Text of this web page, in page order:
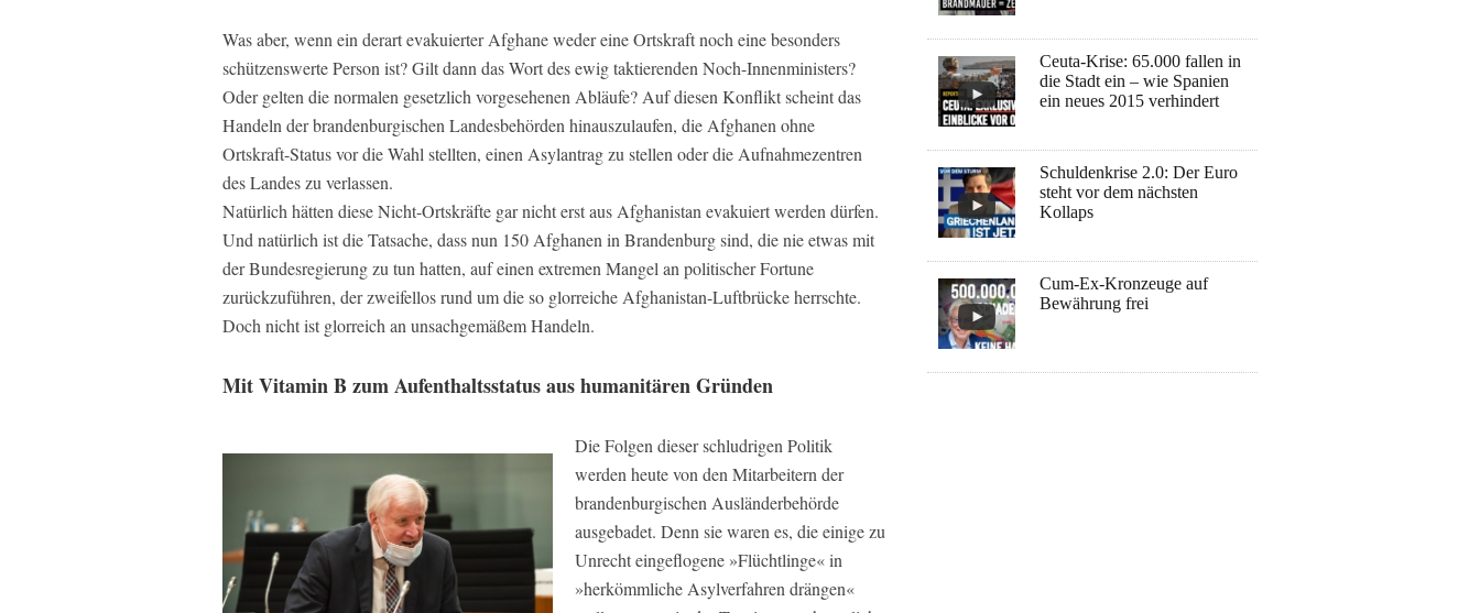
Was aber, wenn ein derart evakuierter Afghane weder eine Ortskraft noch eine besonders
schützenswerte Person ist? Gilt dann das Wort des ewig taktierenden Noch-Innenministers?
Oder gelten die normalen gesetzlich vorgesehenen Abläufe? Auf diesen Konflikt scheint das
Handeln der brandenburgischen Landesbehörden hinauszulaufen, die Afghanen ohne
Ortskraft-Status vor die Wahl stellten, einen Asylantrag zu stellen oder die Aufnahmezentren
des Landes zu verlassen.
Natürlich hätten diese Nicht-Ortskräfte gar nicht erst aus Afghanistan evakuiert werden dürfen.
Und natürlich ist die Tatsache, dass nun 150 Afghanen in Brandenburg sind, die nie etwas mit
der Bundesregierung zu tun hatten, auf einen extremen Mangel an politischer Fortune
zurückzuführen, der zweifellos rund um die so glorreiche Afghanistan-Luftbrücke herrschte.
Doch nicht ist glorreich an unsachgemäßem Handeln.
Mit Vitamin B zum Aufenthaltsstatus aus humanitären Gründen
Die Folgen dieser schludrigen Politik
werden heute von den Mitarbeitern der
brandenburgischen Ausländerbehörde
ausgebadet. Denn sie waren es, die einige zu
Unrecht eingeflogene »Flüchtlinge« in
»herkömmliche Asylverfahren drängen«
Ceuta-Krise: 65.000 fallen in
die Stadt ein – wie Spanien
ein neues 2015 verhindert
Schuldenkrise 2.0: Der Euro
steht vor dem nächsten
Kollaps
Cum-Ex-Kronzeuge auf
Bewährung frei